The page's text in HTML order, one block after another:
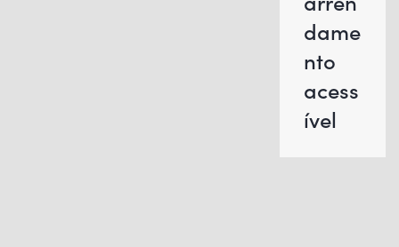
dame
nto
acess
ível